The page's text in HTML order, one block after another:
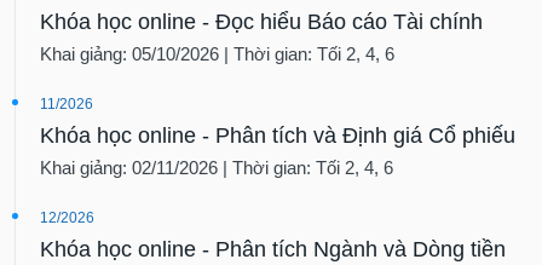
Khóa học online - Đọc hiểu Báo cáo Tài chính
Khai giảng: 05/10/2026 | Thời gian: Tối 2, 4, 6
11/2026
Khóa học online - Phân tích và Định giá Cổ phiếu
Khai giảng: 02/11/2026 | Thời gian: Tối 2, 4, 6
12/2026
Khóa học online - Phân tích Ngành và Dòng tiền